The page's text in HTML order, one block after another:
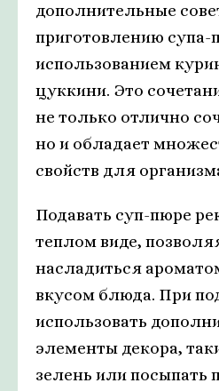
дополнительные
приготовлению супа-
использованием
цуккини. Это
не только отлично
но и обладает
свойств для
Подавать суп-пюре
теплом виде,
насладиться
вкусом блюда. При
использовать
элементы декора,
зелень или посыпать